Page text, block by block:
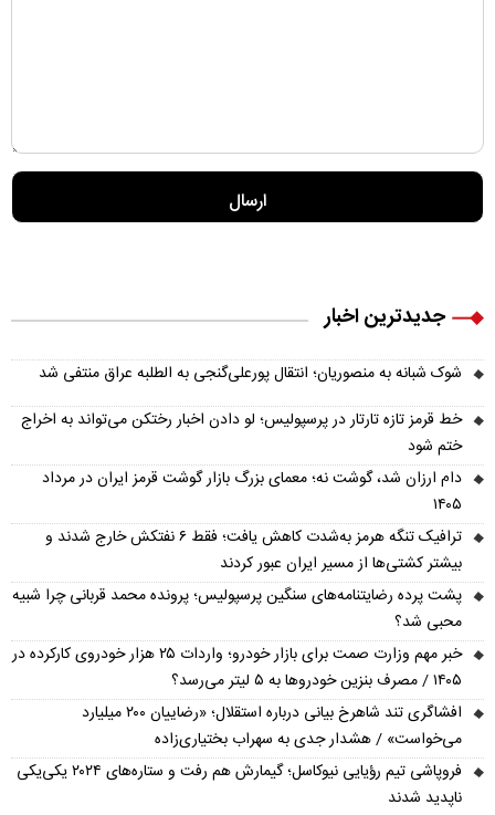
جدیدترین اخبار
شوک شبانه به منصوریان؛ انتقال پورعلی‌گنجی به الطلبه عراق منتفی شد
خط قرمز تازه تارتار در پرسپولیس؛ لو دادن اخبار رختکن می‌تواند به اخراج
ختم شود
دام ارزان شد، گوشت نه؛ معمای بزرگ بازار گوشت قرمز ایران در مرداد
۱۴۰۵
ترافیک تنگه هرمز به‌شدت کاهش یافت؛ فقط ۶ نفتکش خارج شدند و
بیشتر کشتی‌ها از مسیر ایران عبور کردند
پشت پرده رضایتنامه‌های سنگین پرسپولیس؛ پرونده محمد قربانی چرا شبیه
محبی شد؟
خبر مهم وزارت صمت برای بازار خودرو؛ واردات ۲۵ هزار خودروی کارکرده در
۱۴۰۵ / مصرف بنزین خودروها به ۵ لیتر می‌رسد؟
افشاگری تند شاهرخ بیانی درباره استقلال؛ «رضاییان ۲۰۰ میلیارد
می‌خواست» / هشدار جدی به سهراب بختیاری‌زاده
فروپاشی تیم رؤیایی نیوکاسل؛ گیمارش هم رفت و ستاره‌های ۲۰۲۴ یکی‌یکی
ناپدید شدند